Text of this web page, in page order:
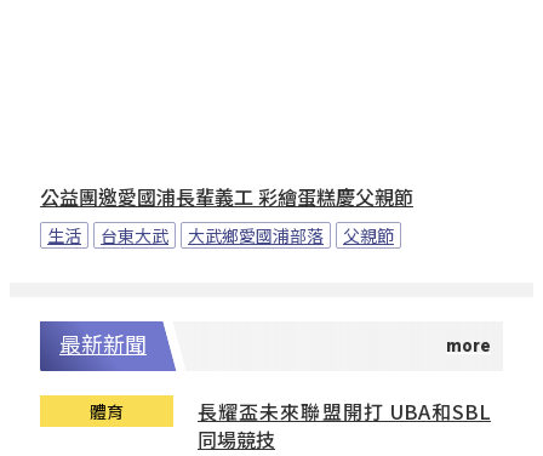
公益團邀愛國浦長輩義工 彩繪蛋糕慶父親節
生活 台東大武 大武鄉愛國浦部落 父親節
最新新聞
體育
長耀盃未來聯盟開打 UBA和SBL
同場競技